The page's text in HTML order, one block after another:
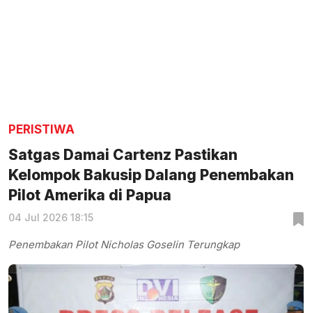
PERISTIWA
Satgas Damai Cartenz Pastikan
Kelompok Bakusip Dalang Penembakan
Pilot Amerika di Papua
04 Jul 2026 18:15
Penembakan Pilot Nicholas Goselin Terungkap